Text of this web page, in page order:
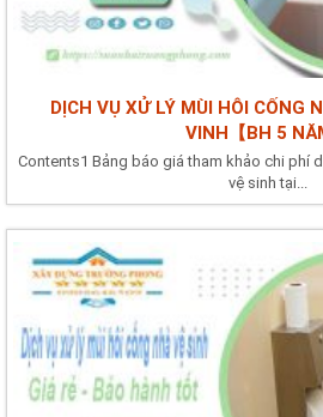
DỊCH VỤ XỬ LÝ MÙI HÔI CỐNG
VINH【BH 5
Contents1 Bảng báo giá tham khảo chi phí
vệ sinh tại...